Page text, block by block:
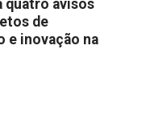
quatro avisos
de
e inovação na